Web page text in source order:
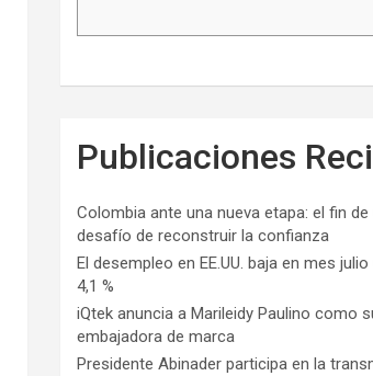
Publicaciones
Colombia ante una nueva etapa: el fin de
desafío de reconstruir la confianza
El desempleo en EE.UU. baja en mes
4,1 %
iQtek anuncia a Marileidy Paulino como
embajadora de marca
Presidente Abinader participa en la